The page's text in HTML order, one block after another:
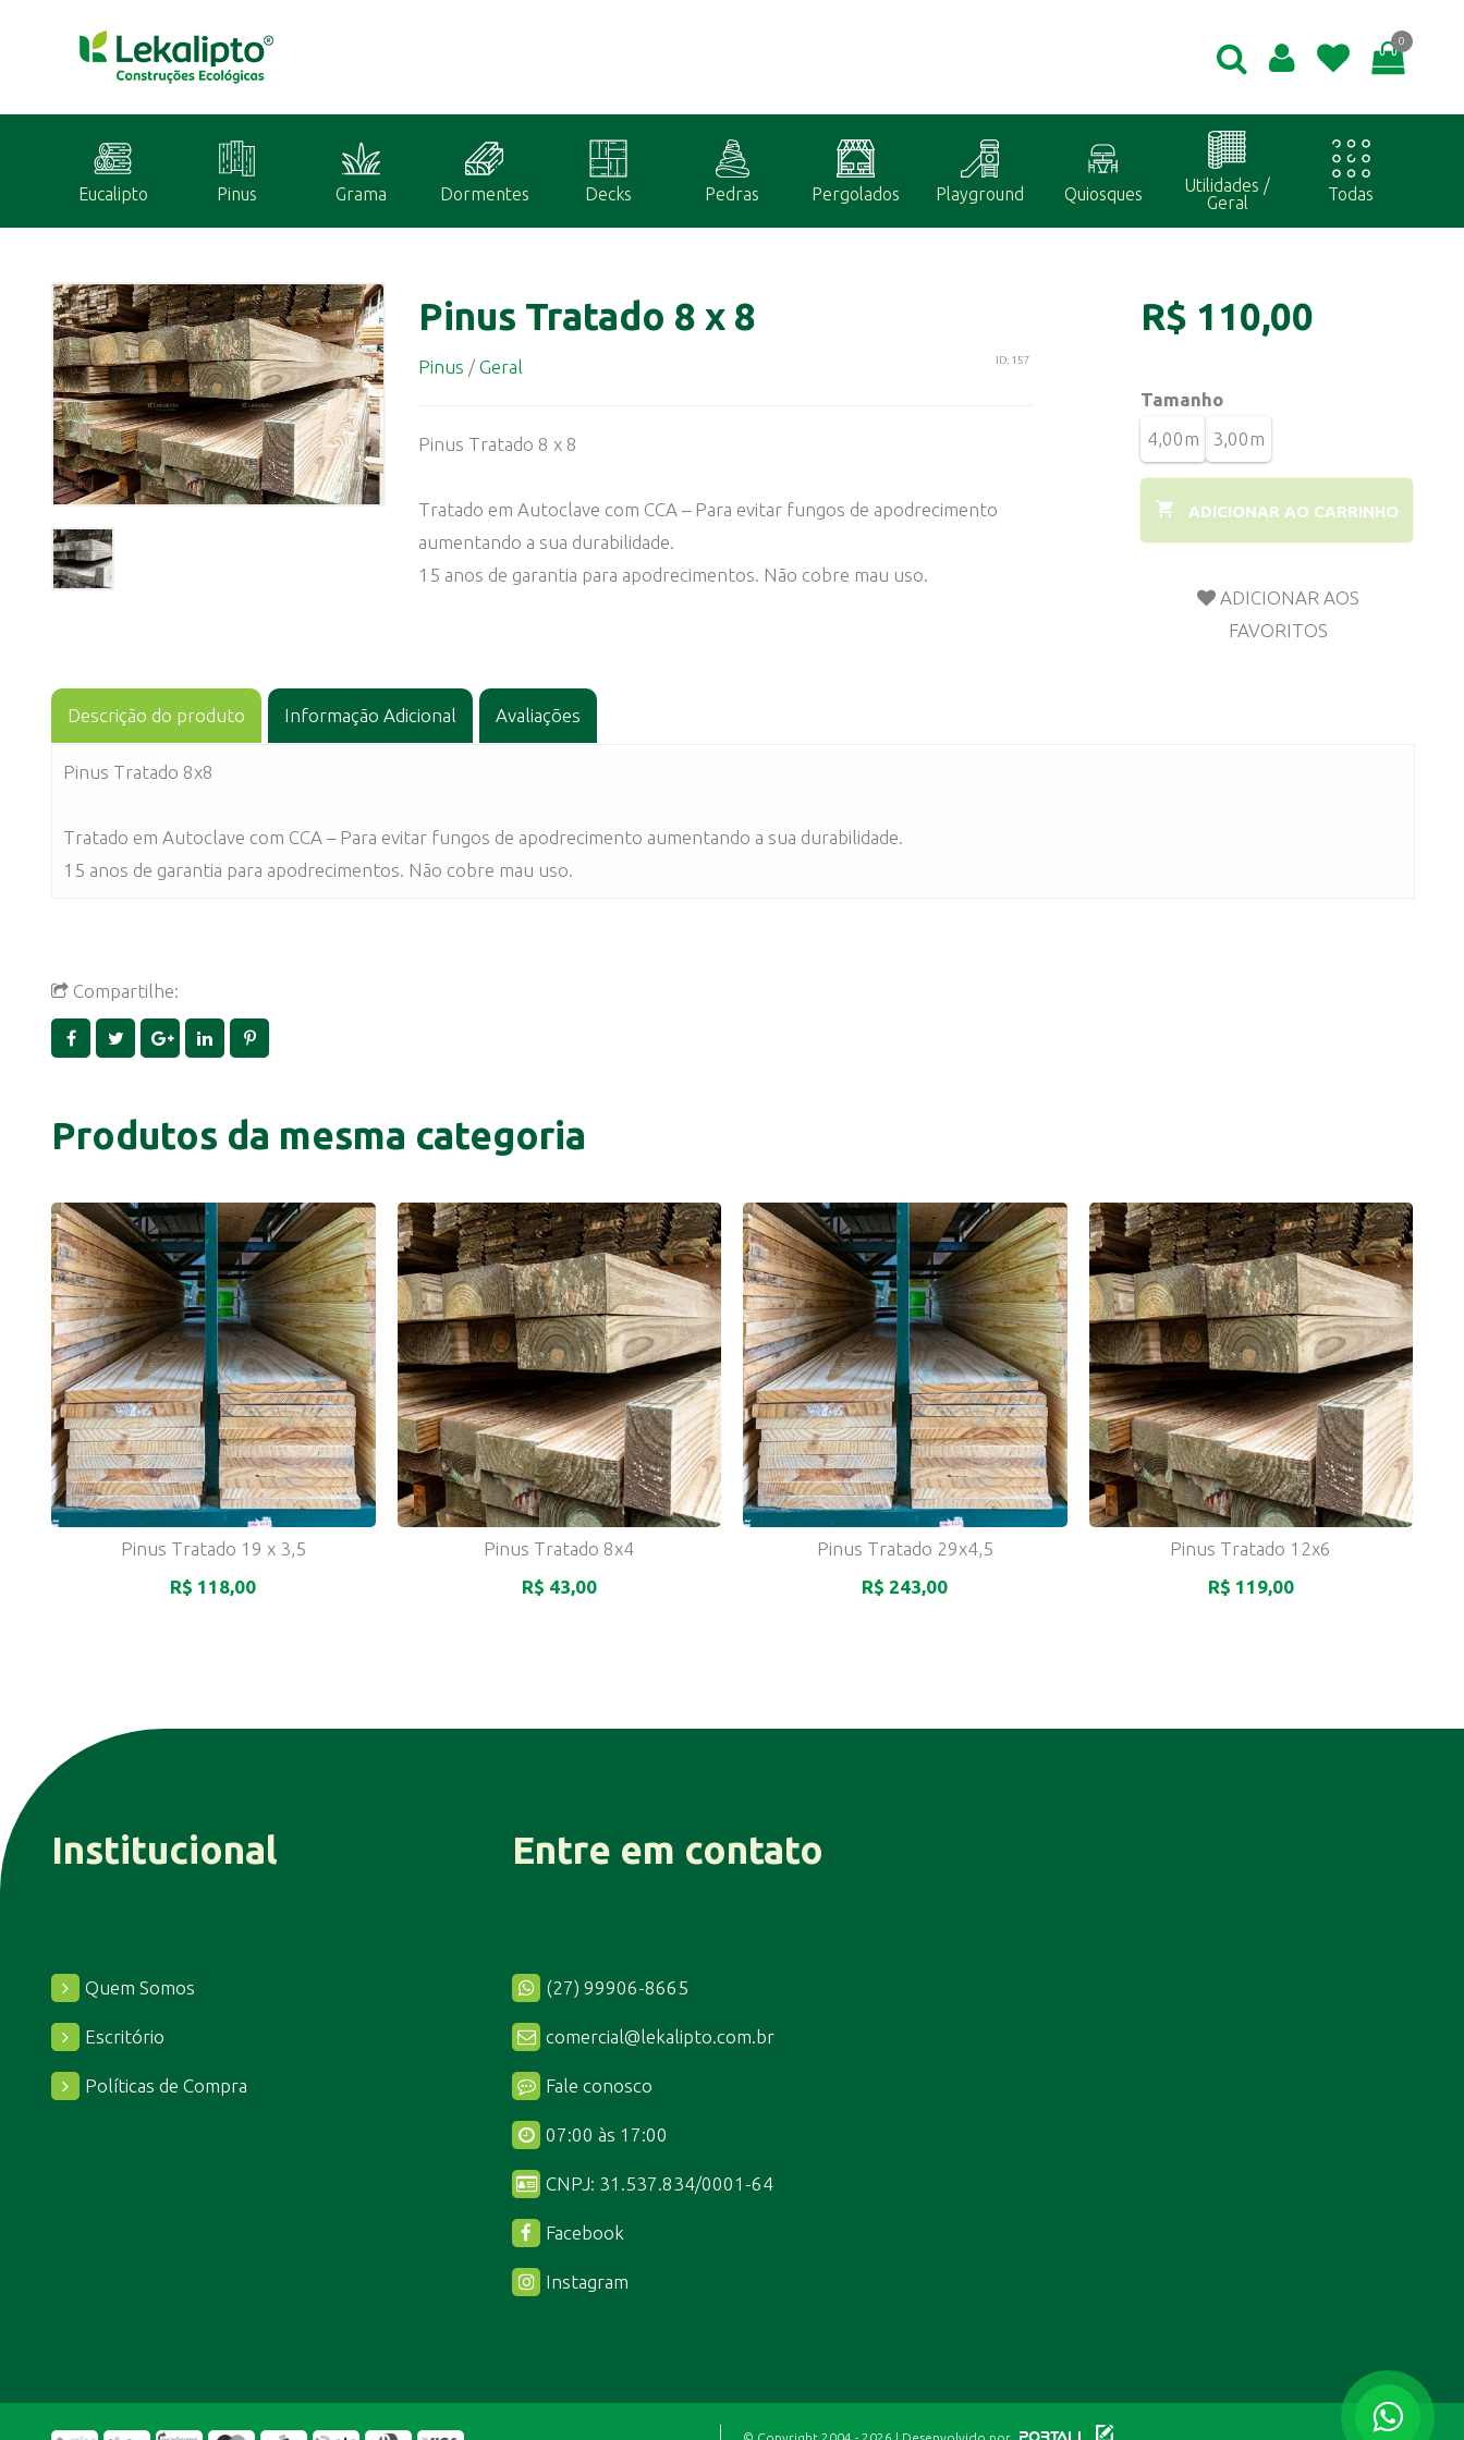
0
Eucalipto Pinus Grama Dormentes Decks Pedras Pergolados Playground Quiosques
Utilidades /
Geral
Todas
Pinus Tratado 8 x 8
Pinus /Geral ID: 157
Pinus Tratado 8 x 8
Tratado em Autoclave com CCA – Para evitar fungos de apodrecimento
aumentando a sua durabilidade.
15 anos de garantia para apodrecimentos. Não cobre mau uso.
R$ 110,00
Tamanho
4,00m
3,00m
ADICIONAR AO CARRINHO
Descrição do produto Informação Adicional Avaliações
Pinus Tratado 8x8
Tratado em Autoclave com CCA – Para evitar fungos de apodrecimento aumentando a sua durabilidade.
15 anos de garantia para apodrecimentos. Não cobre mau uso.
Compartilhe:
Produtos da mesma categoria
Pinus Tratado 19 x 3,5
R$ 118,00
Pinus Tratado 8x4
R$ 43,00
Pinus Tratado 29x4,5
R$ 243,00
Pinus Tratado 12x6
R$ 119,00
Institucional
Quem Somos
Escritório
Políticas de Compra
Entre em contato
(27) 99906-8665
comercial@lekalipto.com.br
Fale conosco
07:00 às 17:00
CNPJ: 31.537.834/0001-64
Facebook
Instagram
© Copyright 2004 - 2026 | Desenvolvido por